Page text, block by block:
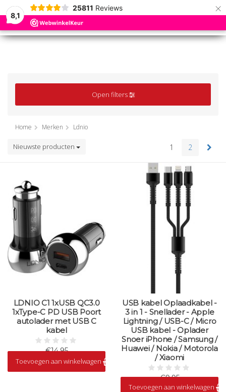
8,1
25811 Reviews ×
MENU
MENU
Open filters
Home Merken Ldnio
Nieuwste producten 1 2
LDNIO C1 1xUSB QC3.0
1xType-C PD USB Poort
autolader met USB C
kabel
€14,95
Op voorraad
Toevoegen aan winkelwagen
USB kabel Oplaadkabel -
3 in 1 - Snellader - Apple
Lightning / USB-C / Micro
USB kabel - Oplader
Snoer iPhone / Samsung /
Huawei / Nokia / Motorola
/ Xiaomi
€9,95
Op voorraad
Toevoegen aan winkelwagen